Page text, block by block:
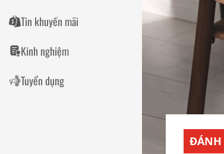
Tin khuyến mãi
Kinh nghiệm
Tuyển dụng
ĐÁNH